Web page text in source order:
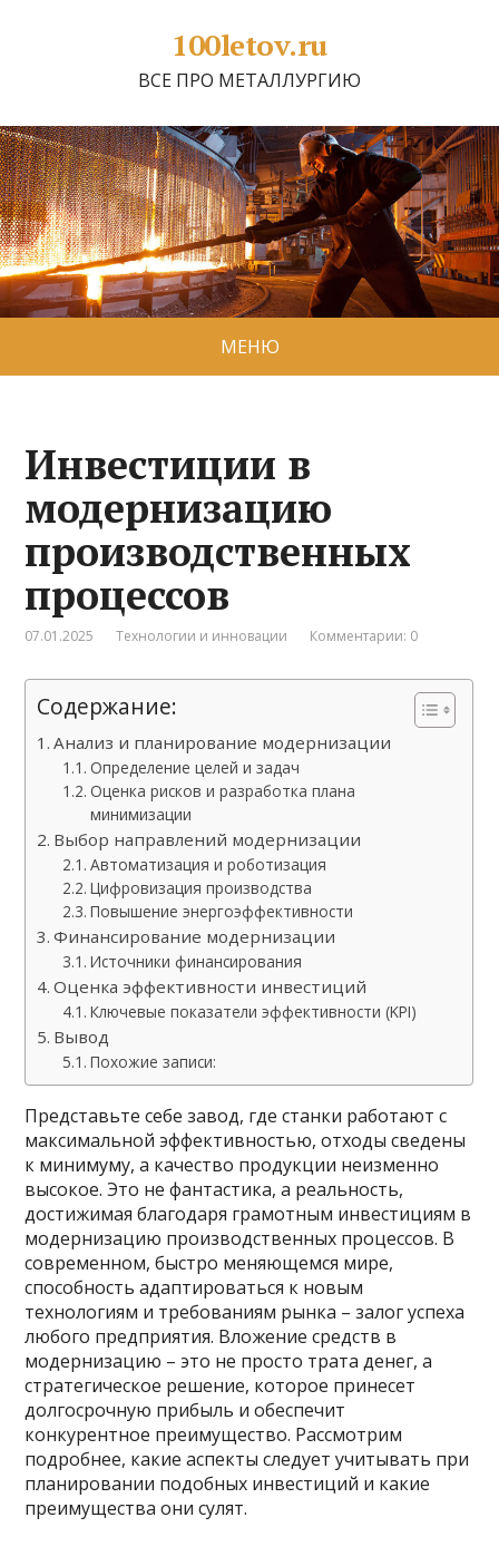
100letov.ru
ВСЕ ПРО МЕТАЛЛУРГИЮ
МЕНЮ
Инвестиции в
модернизацию
производственных
процессов
07.01.2025 Технологии и инновации Комментарии: 0
Содержание:
Анализ и планирование модернизации
Определение целей и задач
Оценка рисков и разработка плана
минимизации
Выбор направлений модернизации
Автоматизация и роботизация
Цифровизация производства
Повышение энергоэффективности
Финансирование модернизации
Источники финансирования
Оценка эффективности инвестиций
Ключевые показатели эффективности (KPI)
Вывод
Похожие записи:
Представьте себе завод, где станки работают с
максимальной эффективностью, отходы сведены
к минимуму, а качество продукции неизменно
высокое. Это не фантастика, а реальность,
достижимая благодаря грамотным инвестициям в
модернизацию производственных процессов. В
современном, быстро меняющемся мире,
способность адаптироваться к новым
технологиям и требованиям рынка – залог успеха
любого предприятия. Вложение средств в
модернизацию – это не просто трата денег, а
стратегическое решение, которое принесет
долгосрочную прибыль и обеспечит
конкурентное преимущество. Рассмотрим
подробнее, какие аспекты следует учитывать при
планировании подобных инвестиций и какие
преимущества они сулят.